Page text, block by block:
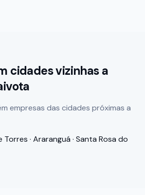
cidades vizinhas a
empresas das cidades próximas a
Torres · Araranguá · Santa Rosa do